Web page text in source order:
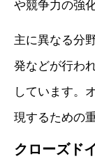
や競争力の強
主に異なる分
発などが行わ
しています。
現するための
クローズド